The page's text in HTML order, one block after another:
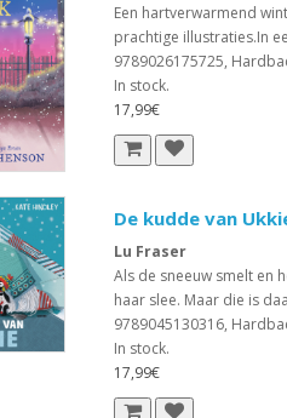
Een hartverwarmend
prachtige illustraties.In
9789026175725,
In stock.
17,99€
De kudde van
Lu Fraser
Als de sneeuw smelt en
haar slee. Maar die is
9789045130316,
In stock.
17,99€